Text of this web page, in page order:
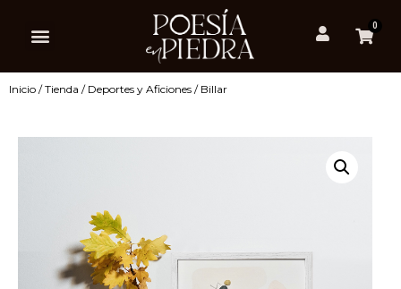
0
Inicio /Tienda / Deportes y Aficiones / Billar